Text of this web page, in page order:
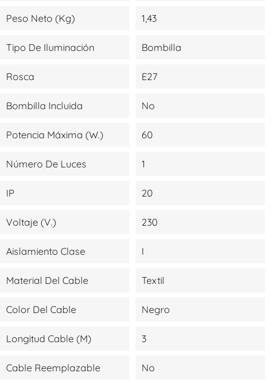
Peso Neto (kg) 1,43
Tipo De Iluminación Bombilla
Rosca E27
Bombilla Incluida No
Potencia Máxima (W.) 60
Número De Luces 1
IP 20
Voltaje (V.) 230
Aislamiento Clase I
Material Del Cable Textil
Color Del Cable Negro
Longitud Cable (m) 3
Cable Reemplazable No